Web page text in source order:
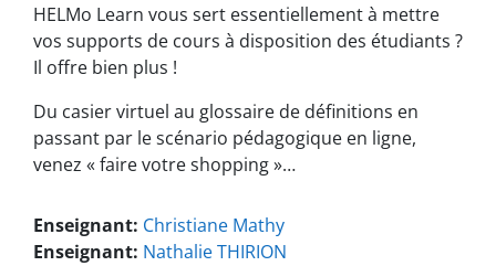
HELMo Learn vous sert essentiellement à mettre
vos supports de cours à disposition des étudiants ?
Il offre bien plus !
Du casier virtuel au glossaire de définitions en
passant par le scénario pédagogique en ligne,
venez « faire votre shopping »…
Enseignant: Christiane Mathy
Enseignant: Nathalie THIRION